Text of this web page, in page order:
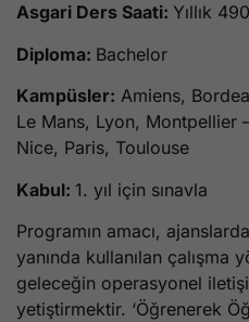
Asgari Ders Saati: Yıllık
Diploma: Bachelor
Kampüsler: Amiens,
Le Mans, Lyon, Montpellier
Nice, Paris, Toulouse
Kabul: 1. yıl için sınavla
Programın amacı,
yanında kullanılan çalışma
geleceğin operasyonel
yetiştirmektir. ‘Öğrenerek